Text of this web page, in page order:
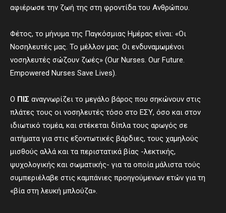
αφιέρωσε την ζωή της στη φροντίδα του Ανθρώπου.
Φέτος, το μήνυμα της Παγκόσμιας Ημέρας είναι: «Οι
Νοσηλευτές μας. Το μέλλον μας. Οι ενδυναμωμένοι
νοσηλευτές σώζουν ζωές» (Our Nurses. Our Future.
Empowered Nurses Save Lives).
Ο ΠΙΣ αναγνωρίζει το μεγάλο βάρος που σηκώνουν στις
πλάτες τους οι νοσηλευτές τόσο στο ΕΣΥ, όσο και στον
ιδιωτικό τομέα, και στέκεται δίπλα τους αρωγός σε
αιτήματα για στις εξοντωτικές βάρδιες, τους χαμηλούς
μισθούς αλλά και τα περιστατικά βίας -λεκτικής,
ψυχολογικής και σωματικής- για τα οποία μάλιστα τούς
συμπεριέλαβε στις καμπάνιες προηγούμενων ετών για τη
«βία στη λευκή μπλούζα».